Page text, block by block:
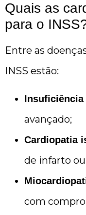
Quais as
para o
Entre as
INSS estão:
Insuficiência
avançado;
Cardiopatia
de infarto
com